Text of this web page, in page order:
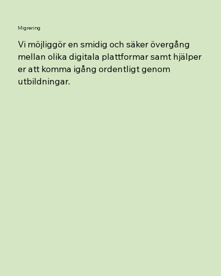
Vi möjliggör en smidig och säker övergång
mellan olika digitala plattformar samt hjälper
er att komma igång ordentligt genom
utbildningar.
Migrering